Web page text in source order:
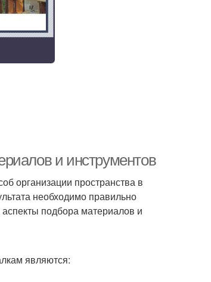
и инструментов
организации пространства в
необходимо правильно
подбора материалов и
являются: